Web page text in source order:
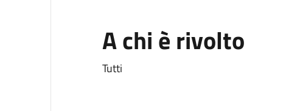
A chi è rivolto
Tutti